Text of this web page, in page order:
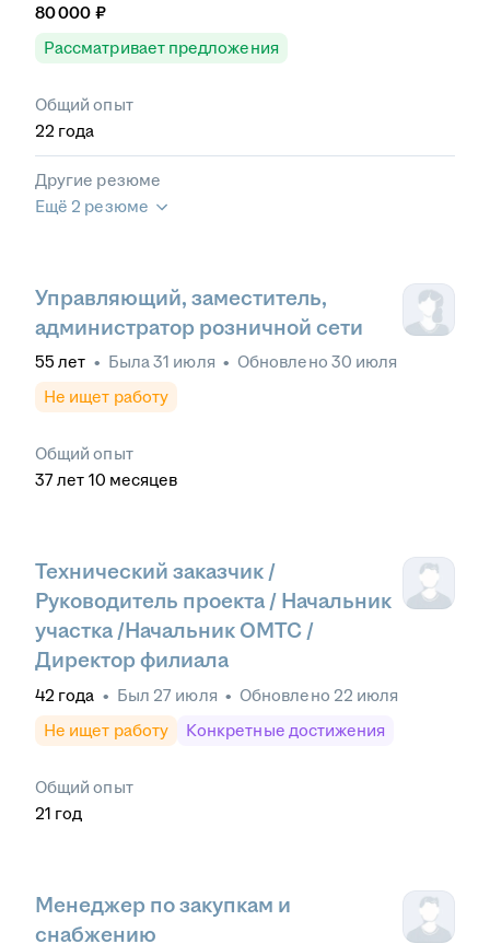
80 000 ₽
Рассматривает предложения
Общий опыт
22 года
Другие резюме
Ещё 2 резюме
Управляющий, заместитель,
администратор розничной сети
55 лет • Была31 июля • Обновлено 30 июля
Не ищет работу
Общий опыт
37лет 10 месяцев
Технический заказчик /
Руководитель проекта / Начальник
участка /Начальник ОМТС /
Директор филиала
42 года • Был 27 июля • Обновлено 22 июля
Не ищет работу
Конкретные достижения
Общий опыт
21 год
Менеджер по закупкам и
снабжению